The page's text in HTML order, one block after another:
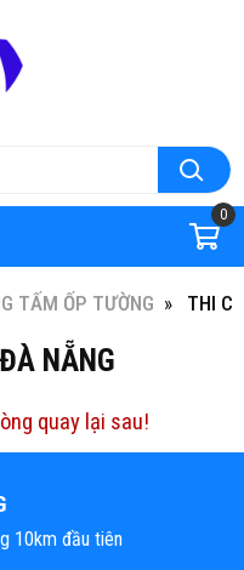
0
TẤM ỐP TƯỜNG THI
NẴNG
quay lại sau!
10km đầu tiên